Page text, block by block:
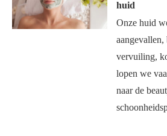
huid
Onze huid
vervuiling,
lopen we
naar de